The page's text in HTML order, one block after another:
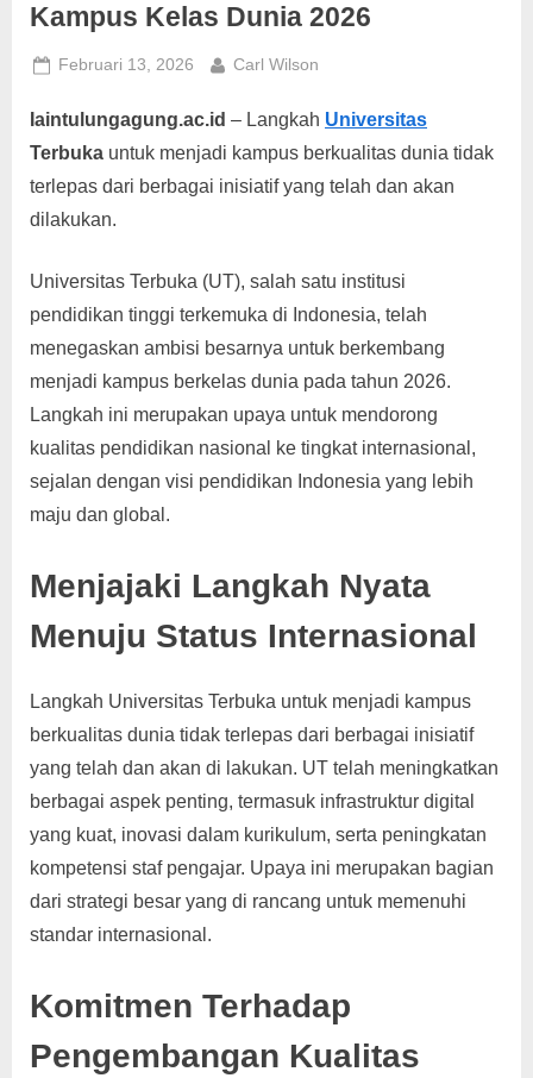
Kampus Kelas Dunia 2026
Posted
Februari 13, 2026 By
Carl Wilson
Iaintulungagung.ac.id – Langkah Universitas
Terbuka untuk menjadi kampus berkualitas dunia tidak
terlepas dari berbagai inisiatif yang telah dan akan
dilakukan.
Universitas Terbuka (UT), salah satu institusi
pendidikan tinggi terkemuka di Indonesia, telah
menegaskan ambisi besarnya untuk berkembang
menjadi kampus berkelas dunia pada tahun 2026.
Langkah ini merupakan upaya untuk mendorong
kualitas pendidikan nasional ke tingkat internasional,
sejalan dengan visi pendidikan Indonesia yang lebih
maju dan global.
Menjajaki Langkah Nyata
Menuju Status Internasional
Langkah Universitas Terbuka untuk menjadi kampus
berkualitas dunia tidak terlepas dari berbagai inisiatif
yang telah dan akan di lakukan. UT telah meningkatkan
berbagai aspek penting, termasuk infrastruktur digital
yang kuat, inovasi dalam kurikulum, serta peningkatan
kompetensi staf pengajar. Upaya ini merupakan bagian
dari strategi besar yang di rancang untuk memenuhi
standar internasional.
Komitmen Terhadap
Pengembangan Kualitas